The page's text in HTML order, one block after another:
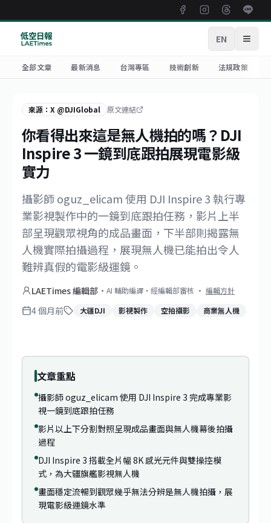
EN 開啟
全部文章 最新消息 台灣專區 技術創新 法規政策
來源：X @DJIGlobal 原文連結
你看得出來這是無人機拍的嗎？DJI
Inspire 3 一鏡到底跟拍展現電影級
實力
攝影師 oguz_elicam 使用 DJI Inspire 3 執行專
業影視製作中的一鏡到底跟拍任務，影片上半
部呈現觀眾視角的成品畫面，下半部則揭露無
人機實際拍攝過程，展現無人機已能拍出令人
難辨真假的電影級運鏡。
LAETimes 編輯部 · AI 輔助編譯・經編輯部審核 · 編輯方針
4 個月前 大疆DJI 影視製作 空拍攝影 商業無人機
文章重點
攝影師 oguz_elicam 使用 DJI Inspire 3 完成專業影
視一鏡到底跟拍任務
影片以上下分割對照呈現成品畫面與無人機幕後拍攝
過程
DJI Inspire 3 搭載全片幅 8K 感光元件與雙操控模
式，為大疆旗艦影視無人機
畫面穩定流暢到觀眾幾乎無法分辨是無人機拍攝，展
現電影級運鏡水準